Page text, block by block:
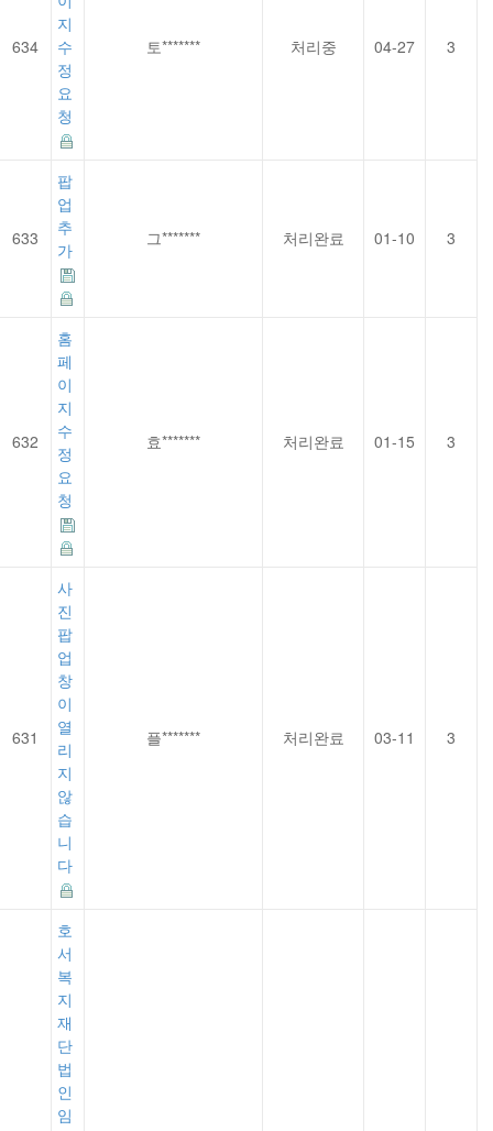
634
지
수
정
요
청
토******* 처리중 04-27 3
633
팝
업
추
가
그******* 처리완료 01-10 3
632
홈
페
이
지
수
정
요
청
효******* 처리완료 01-15 3
631
사
진
팝
업
창
이
열
리
지
않
습
니
다
플******* 처리완료 03-11 3
호
서
복
지
재
단
법
인
임